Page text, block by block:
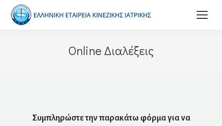
Online Διαλέξεις
Συμπληρώστε την παρακάτω φόρμα για να